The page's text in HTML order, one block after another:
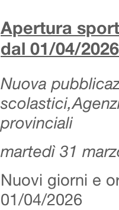
Apertura
dal 01/04/2026
Nuova
provinciali
martedì 31
Nuovi giorni e
01/04/2026